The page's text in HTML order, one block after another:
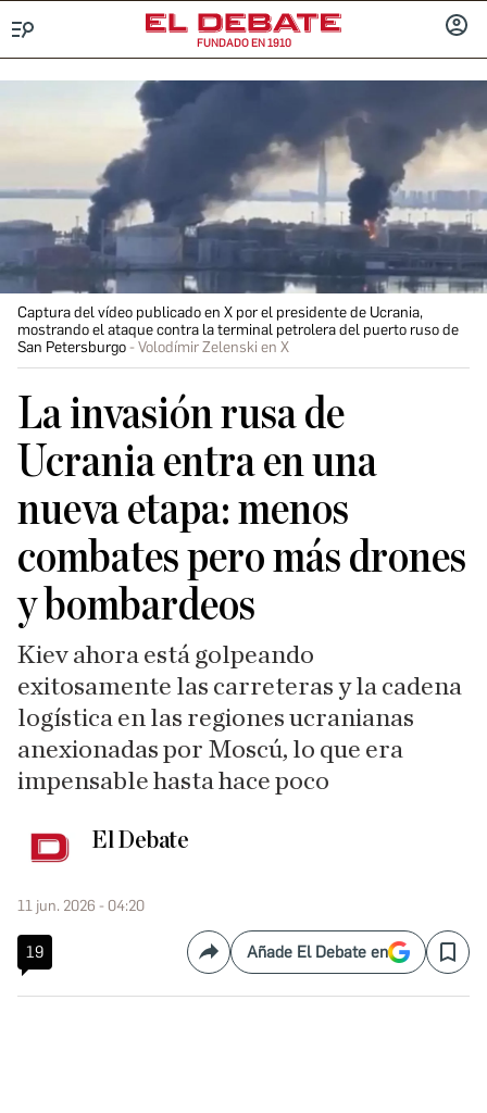
FUNDADO EN 1910
Captura del vídeo publicado en X por el presidente de Ucrania,
mostrando el ataque contra la terminal petrolera del puerto ruso de
San Petersburgo
Volodímir Zelenski en X
La invasión rusa de
Ucrania entra en una
nueva etapa: menos
combates pero más drones
y bombardeos
Kiev ahora está golpeando
exitosamente las carreteras y la cadena
logística en las regiones ucranianas
anexionadas por Moscú, lo que era
impensable hasta hace poco
El Debate
11 jun. 2026 - 04:20
19 CompartirAñade El Debate en Save